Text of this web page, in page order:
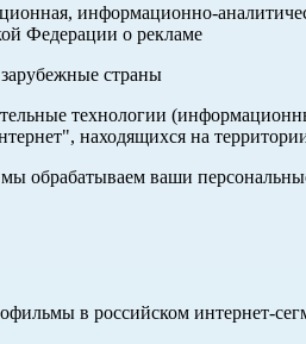
информационно-
Федерации о рекламе
страны
технологии
находящихся на
обрабатываем ваши
в российском интернет-